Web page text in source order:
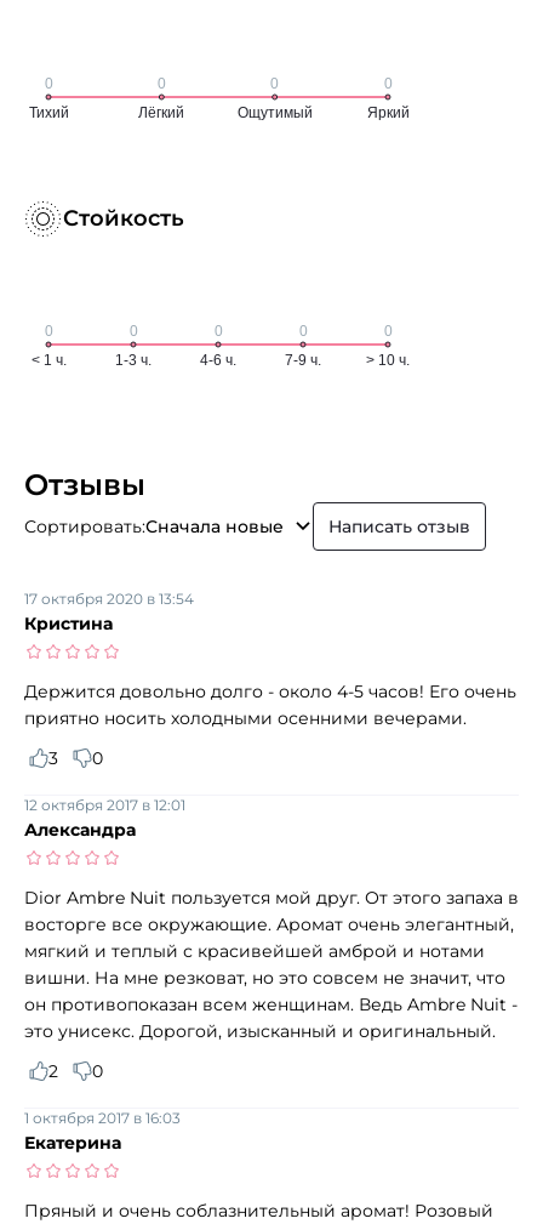
Стойкость
Отзывы
Сортировать:Сначала новые Написать отзыв
Кристина
17 октября 2020 в 13:54
Держится довольно долго - около 4-5 часов! Его очень
приятно носить холодными осенними вечерами.
3
0
Александра
12 октября 2017 в 12:01
Dior Ambre Nuit пользуется мой друг. От этого запаха в
восторге все окружающие. Аромат очень элегантный,
мягкий и теплый с красивейшей амброй и нотами
вишни. На мне резковат, но это совсем не значит, что
он противопоказан всем женщинам. Ведь Ambre Nuit -
это унисекс. Дорогой, изысканный и оригинальный.
2
0
Екатерина
1 октября 2017 в 16:03
Пряный и очень соблазнительный аромат! Розовый